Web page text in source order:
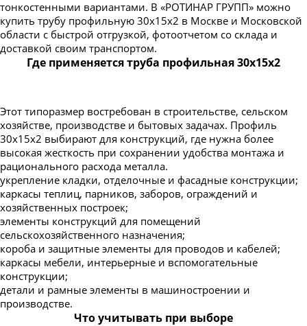
Труба профильная 230х100
Труба профильная 240х120
Труба профильная 240х160
Труба профильная 250х150
Труба профильная 300х200
Труба профильная 350х250
Труба профильная 400х200
тонкостенными вариантами. В «РОТИНАР ГРУПП» можно
купить трубу профильную 30х15х2 в Москве и Московской
области с быстрой отгрузкой, фотоотчетом со склада и
доставкой своим транспортом.
Где применяется труба профильная 30х15х2
Этот типоразмер востребован в строительстве, сельском
хозяйстве, производстве и бытовых задачах. Профиль
30х15х2 выбирают для конструкций, где нужна более
высокая жесткость при сохранении удобства монтажа и
рационального расхода металла.
укрепление кладки, отделочные и фасадные конструкции;
каркасы теплиц, парников, заборов, ограждений и
хозяйственных построек;
элементы конструкций для помещений
сельскохозяйственного назначения;
короба и защитные элементы для проводов и кабелей;
каркасы мебели, интерьерные и вспомогательные
конструкции;
детали и рамные элементы в машиностроении и
производстве.
Что учитывать при выборе